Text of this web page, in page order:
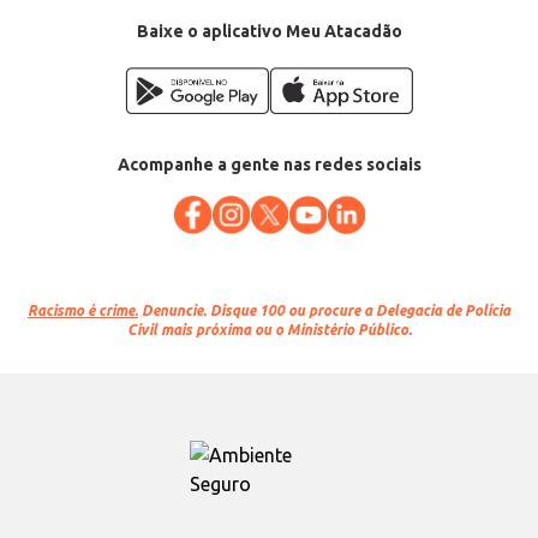
Baixe o aplicativo Meu Atacadão
Acompanhe a gente nas redes sociais
Racismo é crime. Denuncie. Disque 100 ou procure a Delegacia de Polícia
Civil mais próxima ou o Ministério Público.